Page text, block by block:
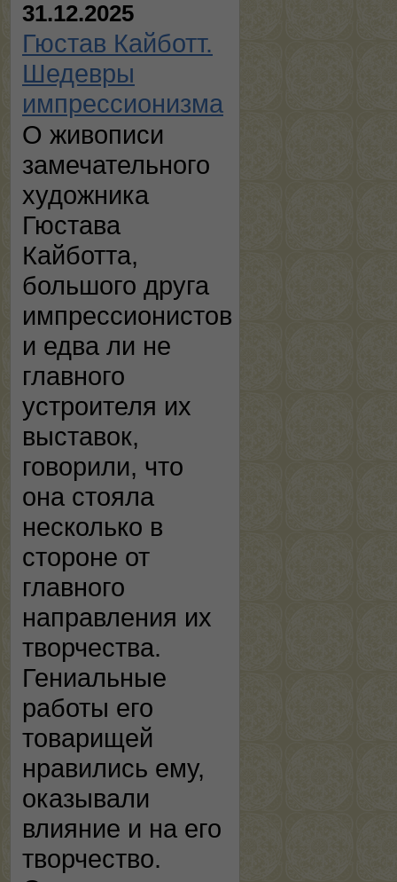
31.12.2025
Гюстав Кайботт.
Шедевры
импрессионизма
О живописи
замечательного
художника
Гюстава
Кайботта,
большого друга
импрессионистов
и едва ли не
главного
устроителя их
выставок,
говорили, что
она стояла
несколько в
стороне от
главного
направления их
творчества.
Гениальные
работы его
товарищей
нравились ему,
оказывали
влияние и на его
творчество.